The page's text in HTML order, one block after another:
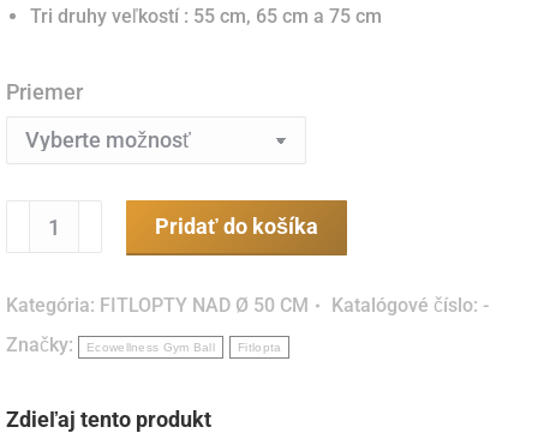
Tri druhy veľkostí : 55 cm, 65 cm a 75 cm
Priemer
množstvo
Ecowellness
Ball
Pridať do košíka
Kategória: FITLOPTY NAD Ø 50 CM Katalógové číslo: -
Značky:
Ecowellness Gym Ball Fitlopta
Zdieľaj tento produkt